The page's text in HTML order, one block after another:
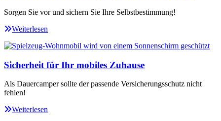
Sorgen Sie vor und sichern Sie Ihre Selbstbestimmung!
Weiterlesen
Sicherheit für Ihr mobiles Zuhause
Als Dauercamper sollte der passende Versicherungsschutz nicht
fehlen!
Weiterlesen